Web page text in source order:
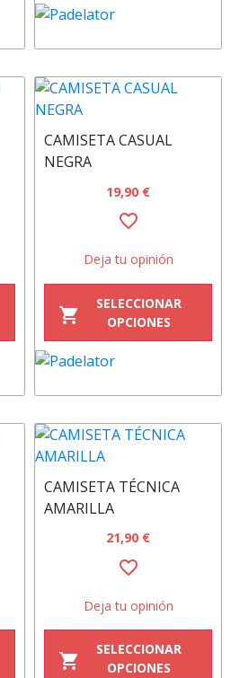
CAMISETA CASUAL
NEGRA
19,90 €
favorite_border
Deja tu opinión
shopping_cart
SELECCIONAR
OPCIONES
CAMISETA TÉCNICA
AMARILLA
21,90 €
favorite_border
Deja tu opinión
shopping_cart
SELECCIONAR
OPCIONES